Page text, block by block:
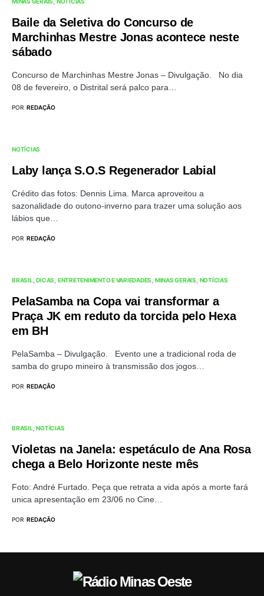
Baile da Seletiva do Concurso de
Marchinhas Mestre Jonas acontece neste
sábado
Concurso de Marchinhas Mestre Jonas – Divulgação. No dia
08 de fevereiro, o Distrital será palco para…
POR REDAÇÃO
NOTÍCIAS
Laby lança S.O.S Regenerador Labial
Crédito das fotos: Dennis Lima. Marca aproveitou a
sazonalidade do outono-inverno para trazer uma solução aos
lábios que…
POR REDAÇÃO
BRASIL DICAS ENTRETENIMENTO E VARIEDADES MINAS GERAIS NOTÍCIAS
PelaSamba na Copa vai transformar a
Praça JK em reduto da torcida pelo Hexa
em BH
PelaSamba – Divulgação. Evento une a tradicional roda de
samba do grupo mineiro à transmissão dos jogos…
POR REDAÇÃO
BRASIL NOTÍCIAS
Violetas na Janela: espetáculo de Ana Rosa
chega a Belo Horizonte neste mês
Foto: André Furtado. Peça que retrata a vida após a morte fará
unica apresentação em 23/06 no Cine…
POR REDAÇÃO